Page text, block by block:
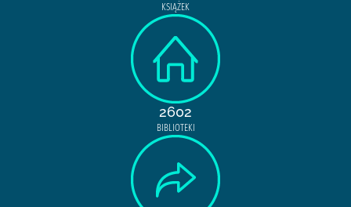
KSIĄŻEK
2602
BIBLIOTEKI